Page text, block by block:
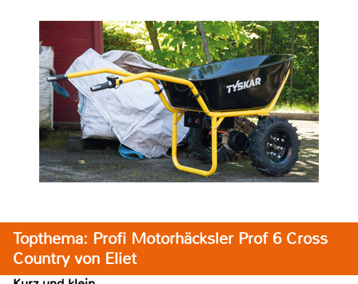
Topthema: Profi Motorhäcksler Prof 6 Cross
Country von Eliet